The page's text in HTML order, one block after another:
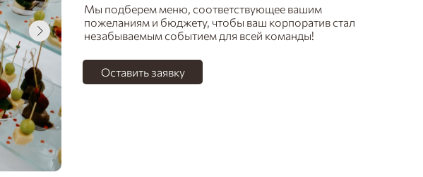
Мы подберем меню, соответствующее вашим
пожеланиям и бюджету, чтобы ваш корпоратив стал
незабываемым событием для всей команды!
Оставить заявку